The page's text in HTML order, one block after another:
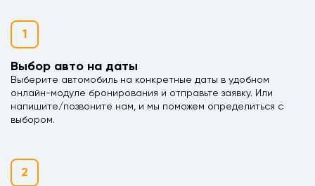
1
Выбор авто на даты
Выберите автомобиль на конкретные даты в удобном
онлайн-модуле бронирования и отправьте заявку. Или
напишите/позвоните нам, и мы поможем определиться с
выбором.
2